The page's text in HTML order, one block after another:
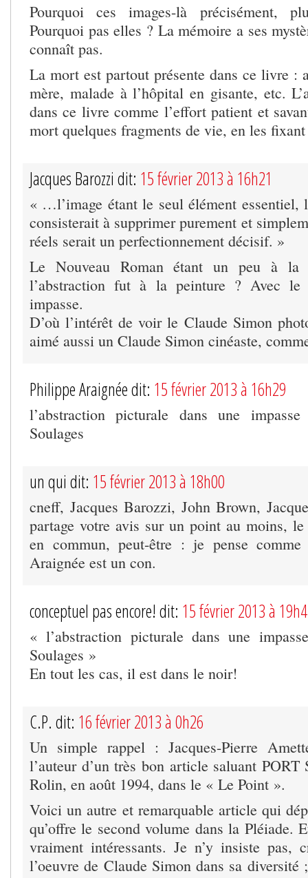
Pourquoi ces images-là précisément,
Pourquoi pas elles ? La mémoire a ses
connaît pas.
La mort est partout présente dans ce livre :
mère, malade à l’hôpital en gisante, etc.
dans ce livre comme l’effort patient et
mort quelques fragments de vie, en les
Jacques Barozzi dit: 15 février 2013 à 16h21
« …l’image étant le seul élément
consisterait à supprimer purement et
réels serait un perfectionnement décisif. »
Le Nouveau Roman étant un peu à la
l’abstraction fut à la peinture ? Avec
impasse.
D’où l’intérêt de voir le Claude Simon
aimé aussi un Claude Simon cinéaste,
Philippe Araignée dit: 15 février 2013 à 16h29
l’abstraction picturale dans une
Soulages
un qui dit: 15 février 2013 à 18h00
cneff, Jacques Barozzi, John Brown,
partage votre avis sur un point au moins,
en commun, peut-être : je pense
Araignée est un con.
conceptuel pas encore! dit: 15 février 2013 à
« l’abstraction picturale dans une
Soulages »
En tout les cas, il est dans le noir!
C.P. dit: 16 février 2013 à 0h26
Un simple rappel : Jacques-Pierre
l’auteur d’un très bon article saluant
Rolin, en août 1994, dans le « Le Point ».
Voici un autre et remarquable article qui
qu’offre le second volume dans la Pléiade.
vraiment intéressants. Je n’y insiste pas,
l’oeuvre de Claude Simon dans sa